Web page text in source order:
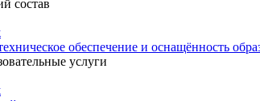
состав
обеспечение и оснащённость
услуги